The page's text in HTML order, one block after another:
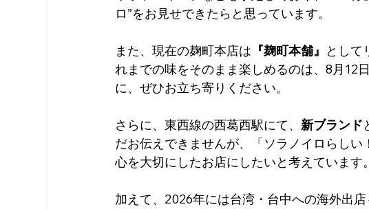
ロ”をお見せできたらと思っています。
また、現在の麹町本店は 『麹町本舗』 として
れまでの味をそのまま楽しめるのは、8月12
に、ぜひお立ち寄りください。
さらに、東西線の西葛西駅にて、新ブランド
だお伝えできませんが、「ソラノイロらし
心を大切にしたお店にしたいと考えています。
加えて、2026年には台湾・台中への海外出